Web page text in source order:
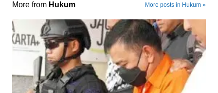
More from Hukum More posts in Hukum »